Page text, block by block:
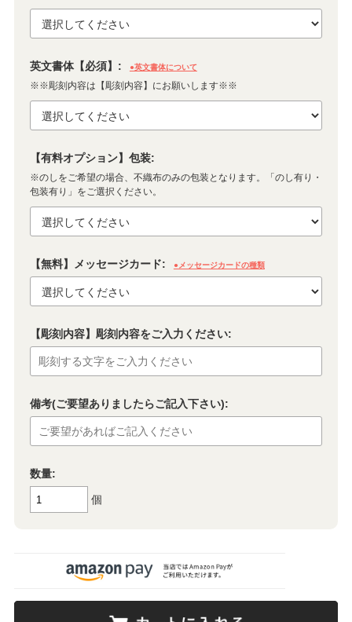
英文書体【必須】: ●英文書体について
※※彫刻内容は【彫刻内容】にお願いします※※
【有料オプション】包装:
※のしをご希望の場合、不織布のみの包装となります。「のし有り・
包装有り」をご選択ください。
【無料】メッセージカード: ●メッセージカードの種類
【彫刻内容】彫刻内容をご入力ください:
備考(ご要望ありましたらご記入下さい):
数量:
個